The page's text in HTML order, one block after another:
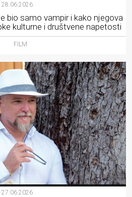
28.06.2026.
bio samo vampir i kako njegova
kulturne i društvene napetosti
FILM
27.06.2026.